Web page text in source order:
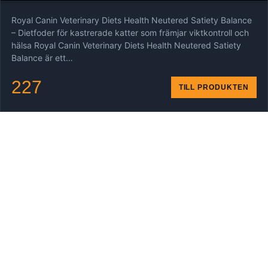
Royal Canin Veterinary Diets Health Neutered Satiety Balance
– Dietfoder för kastrerade katter som främjar viktkontroll och
hälsa Royal Canin Veterinary Diets Health Neutered Satiety
Balance är ett…
227 TILL PRODUKTEN